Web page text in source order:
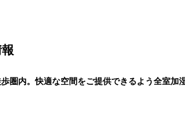
圏内。快適な空間をご提供できるよう全室